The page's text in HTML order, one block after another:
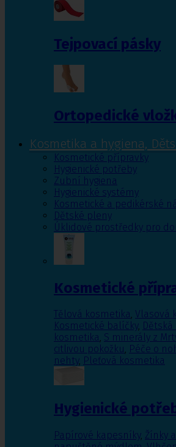
Tejpovací pásky
Ortopedické
Kosmetika a hygiena,
Kosmetické přípravky
Hygienické potřeby
Zubní hygiena
Hygienické systémy
Kosmetické a pedikérské
Dětské pleny
Úklidové prostředky pro
Kosmetické
Tělová kosmetika, Vlasová
Kosmetické balíčky,
kosmetika, S minerály z
citlivou pokožku, Péče o
nehty, Pleťová kosmetika
Hygienické
Papírové kapesníky, Žínky